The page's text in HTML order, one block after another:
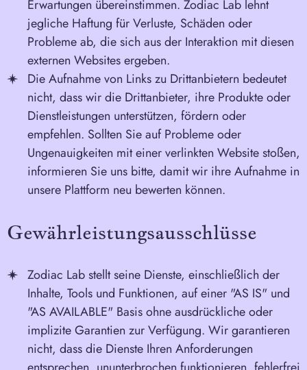
Erwartungen übereinstimmen. Zodiac Lab lehnt
jegliche Haftung für Verluste, Schäden oder
Probleme ab, die sich aus der Interaktion mit diesen
externen Websites ergeben.
Die Aufnahme von Links zu Drittanbietern bedeutet
nicht, dass wir die Drittanbieter, ihre Produkte oder
Dienstleistungen unterstützen, fördern oder
empfehlen. Sollten Sie auf Probleme oder
Ungenauigkeiten mit einer verlinkten Website stoßen,
informieren Sie uns bitte, damit wir ihre Aufnahme in
unsere Plattform neu bewerten können.
Gewährleistungsausschlüsse
Zodiac Lab stellt seine Dienste, einschließlich der
Inhalte, Tools und Funktionen, auf einer "AS IS" und
"AS AVAILABLE" Basis ohne ausdrückliche oder
implizite Garantien zur Verfügung. Wir garantieren
nicht, dass die Dienste Ihren Anforderungen